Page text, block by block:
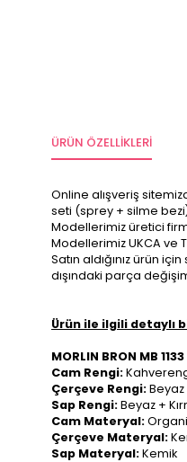
ÜRÜN ÖZELLIKLERI
Online alışveriş
seti (sprey + silme
Modellerimiz üretici
Modellerimiz UKCA ve
Satın aldığınız ürün
dışındaki parça
Ürün ile ilgili detaylı
MORLIN BRON MB
Cam Rengi:
Çerçeve Rengi:Beyaz
Sap Rengi:Beyaz +
Cam Materyal:
Çerçeve Materyal:
Sap Materyal:Kemik